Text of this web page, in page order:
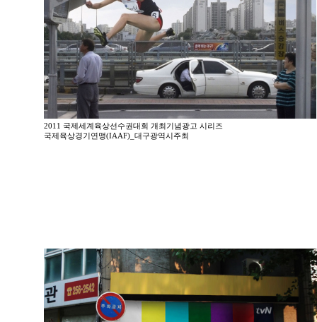
2011 국제세계육상선수권대회 개최기념광고 시리즈
국제육상경기연맹(IAAF)_대구광역시주최